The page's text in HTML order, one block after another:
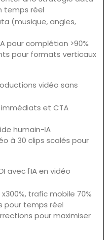
temps réel
(musique, angles,
pour complétion >90%
pour formats verticaux
vidéo sans
et CTA
humain-IA
à 30 clips scalés pour
avec l'IA en vidéo
trafic mobile 70%
pour temps réel
pour maximiser